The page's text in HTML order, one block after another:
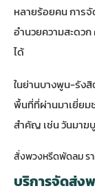
หลายร้อยคน การ
อำนวยความสะดว
ได้
ในย่านบางพูน-รัง
พื้นที่ที่ผ่านมาเยี่ยม
สำคัญ เช่น วันมาฆ
สั่งพวงหรีดพัดลม ร
บริการจัดส่ง